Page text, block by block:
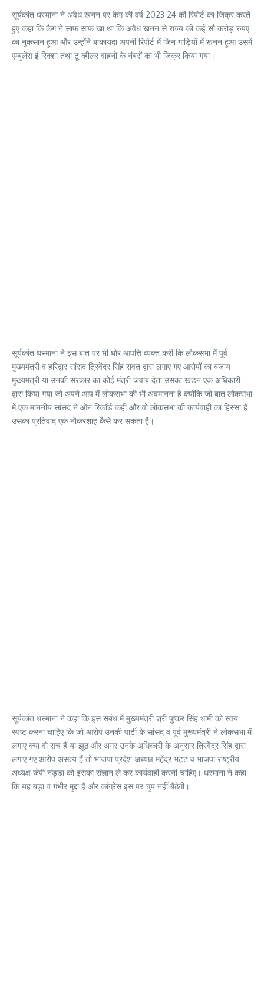
सूर्यकांत धस्माना ने अवैध खनन पर कैग की वर्ष 2023 24 की रिपोर्ट का जिक्र करते
हुए कहा कि कैग ने साफ साफ खा था कि अवैध खनन से राज्य को कई सौ करोड़ रुपए
का नुकसान हुआ और उन्होंने बाकायदा अपनी रिपोर्ट में जिन गाड़ियों में खनन हुआ उसमें
एम्बुलेंस ई रिक्शा तथा टू व्हीलर वाहनों के नंबरों का भी जिक्र किया गया।
सूर्यकांत धस्माना ने इस बात पर भी घोर आपत्ति व्यक्त करी कि लोकसभा में पूर्व
मुख्यमंत्री व हरिद्वार सांसद त्रिवेंद्र सिंह रावत द्वारा लगाए गए आरोपों का बजाय
मुख्यमंत्री या उनकी सरकार का कोई मंत्री जवाब देता उसका खंडन एक अधिकारी
द्वारा किया गया जो अपने आप में लोकसभा की भी अवमानना है क्योंकि जो बात लोकसभा
में एक माननीय सांसद ने ऑन रिकॉर्ड कही और वो लोकसभा की कार्यवाही का हिस्सा है
उसका प्रतिवाद एक नौकरशाह कैसे कर सकता है।
सूर्यकांत धस्माना ने कहा कि इस संबंध में मुख्यमंत्री श्री पुष्कर सिंह धामी को स्वयं
स्पष्ट करना चाहिए कि जो आरोप उनकी पार्टी के सांसद व पूर्व मुख्यमंत्री ने लोकसभा में
लगाए क्या वो सच हैं या झूठ और अगर उनके अधिकारी के अनुसार त्रिवेंद्र सिंह द्वारा
लगाए गए आरोप असत्य हैं तो भाजपा प्रदेश अध्यक्ष महेंद्र भट्ट व भाजपा राष्ट्रीय
अध्यक्ष जेपी नड्डा को इसका संज्ञान ले कर कार्यवाही करनी चाहिए। धस्माना ने कहा
कि यह बड़ा व गंभीर मुद्दा है और कांग्रेस इस पर चुप नहीं बैठेगी।